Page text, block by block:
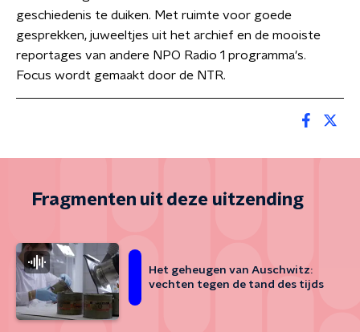
geschiedenis te duiken. Met ruimte voor goede
gesprekken, juweeltjes uit het archief en de mooiste
reportages van andere NPO Radio 1 programma's.
Focus wordt gemaakt door de NTR.
Fragmenten uit deze uitzending
Het geheugen van Auschwitz:
vechten tegen de tand des tijds